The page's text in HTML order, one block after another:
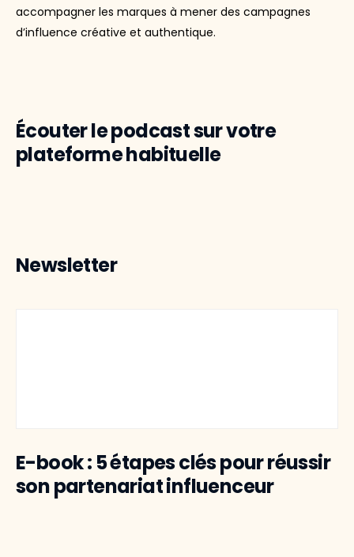
accompagner les marques à mener des campagnes
d’influence créative et authentique.
Écouter le podcast sur votre
plateforme habituelle
Newsletter
E-book : 5 étapes clés pour réussir
son partenariat influenceur